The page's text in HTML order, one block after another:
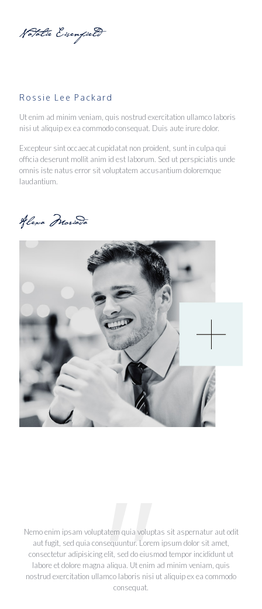
Rossie Lee Packard
Ut enim ad minim veniam, quis nostrud exercitation ullamco laboris
nisi ut aliquip ex ea commodo consequat. Duis aute irure dolor.
Excepteur sint occaecat cupidatat non proident, sunt in culpa qui
officia deserunt mollit anim id est laborum. Sed ut perspiciatis unde
omnis iste natus error sit voluptatem accusantium doloremque
laudantium.
Nemo enim ipsam voluptatem quia voluptas sit aspernatur aut odit
aut fugit, sed quia consequuntur. Lorem ipsum dolor sit amet,
consectetur adipisicing elit, sed do eiusmod tempor incididunt ut
labore et dolore magna aliqua. Ut enim ad minim veniam, quis
nostrud exercitation ullamco laboris nisi ut aliquip ex ea commodo
consequat.